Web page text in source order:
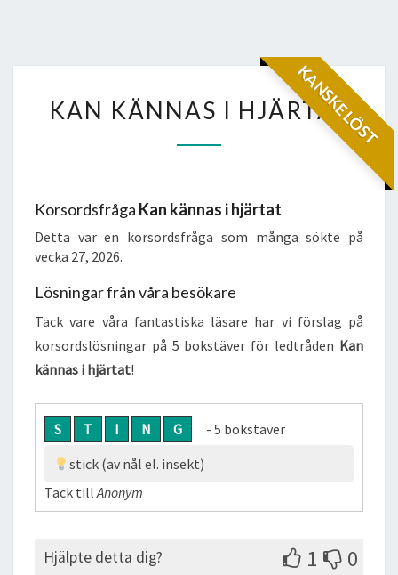
KANSKE LÖST
KÄNNAS
HJÄRTAT
KAN KÄNNAS I HJÄRTAT
Korsordsfråga Kan kännas i hjärtat
Detta var en korsordsfråga som många sökte på
vecka 27, 2026.
Lösningar från våra besökare
Tack vare våra fantastiska läsare har vi förslag på
korsordslösningar på 5 bokstäver för ledtråden Kan
kännas i hjärtat!
S T I N G
- 5 bokstäver
stick (av nål el. insekt)
Tack tillAnonym
Hjälpte detta dig? 1 0